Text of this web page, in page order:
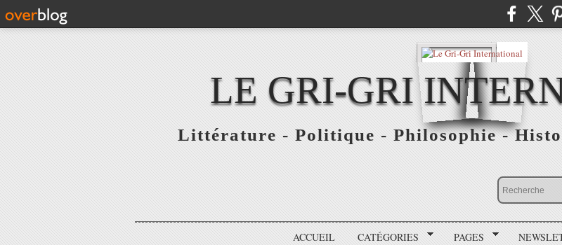
LE GRI-GRI
Littérature - Politique - Philosophie -
ACCUEIL CATÉGORIES PAGES